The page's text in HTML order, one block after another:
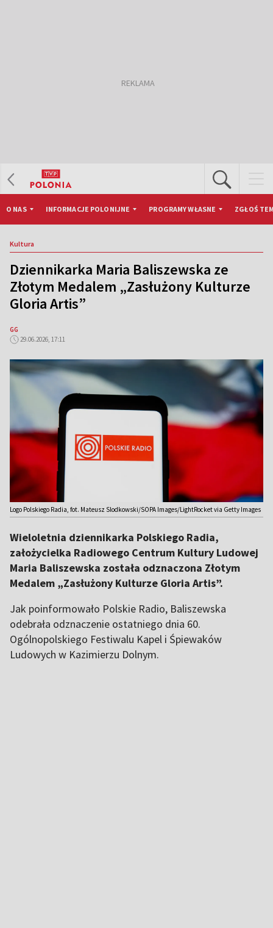
O NAS INFORMACJE POLONIJNE PROGRAMY WŁASNE ZGŁOŚ
Kultura
Dziennikarka Maria Baliszewska ze
Złotym Medalem „Zasłużony Kulturze
Gloria Artis”
GG
29.06.2026, 17:11
Logo Polskiego Radia, fot. Mateusz Slodkowski/SOPA Images/LightRocket via Getty Images
Wieloletnia dziennikarka Polskiego Radia,
założycielka Radiowego Centrum Kultury Ludowej
Maria Baliszewska została odznaczona Złotym
Medalem „Zasłużony Kulturze Gloria Artis”.
Jak poinformowało Polskie Radio, Baliszewska
odebrała odznaczenie ostatniego dnia 60.
Ogólnopolskiego Festiwalu Kapel i Śpiewaków
Ludowych w Kazimierzu Dolnym.